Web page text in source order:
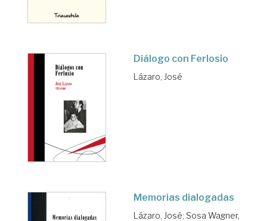
Diálogo con Ferlosio
Lázaro, José
Memorias dialogadas
Lázaro, José; Sosa Wagner,